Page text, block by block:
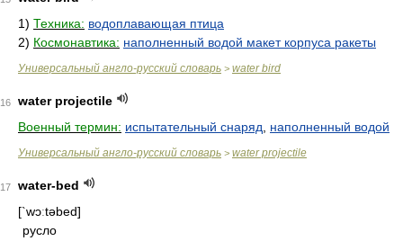
1) Техника: водоплавающая птица
2) Космонавтика: наполненный водой макет корпуса ракеты
Универсальный англо-русский словарь > water bird
16
water projectile
Военный термин: испытательный снаряд наполненный водой
Универсальный англо-русский словарь > water projectile
17
water-bed
[`wɔːtəbed]
русло